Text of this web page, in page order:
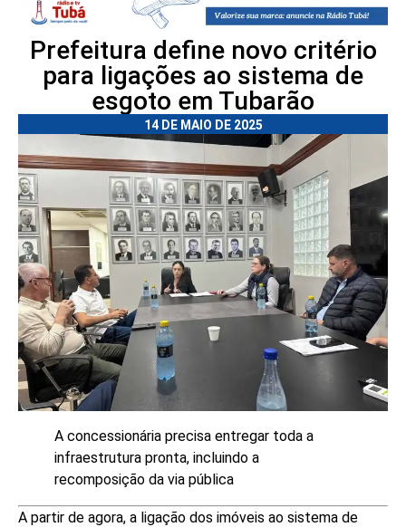
Prefeitura define novo critério
para ligações ao sistema de
esgoto em Tubarão
14 DE MAIO DE 2025
A concessionária precisa entregar toda a
infraestrutura pronta, incluindo a
recomposição da via pública
A partir de agora, a ligação dos imóveis ao sistema de